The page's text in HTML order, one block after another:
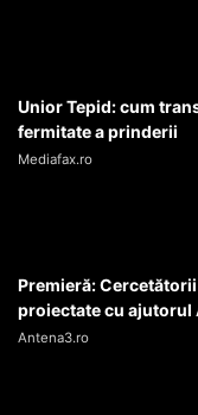
Unior Tepid: cum
fermitate a prinderii
Mediafax.ro
Premieră:
proiectate cu ajutorul
Antena3.ro